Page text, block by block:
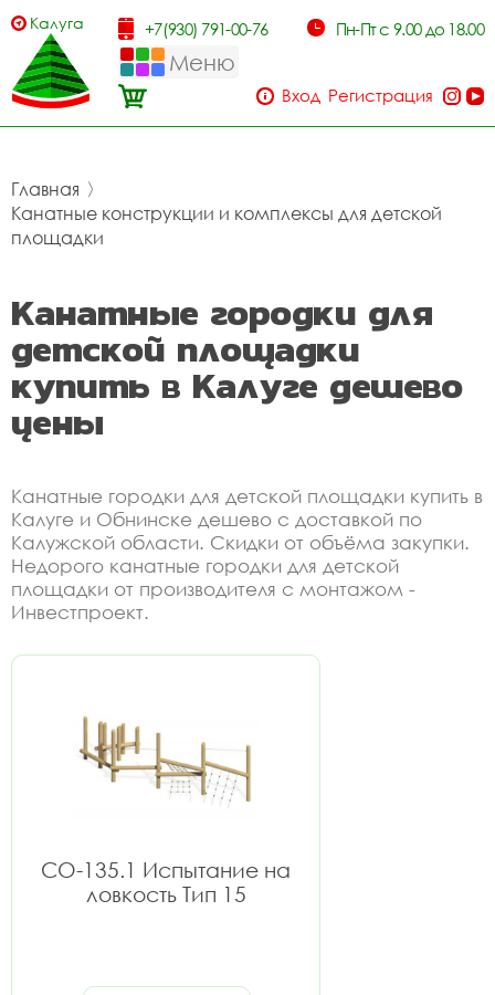
Калуга +7(930) 791-00-76 Пн-Пт с 9.00 до 18.00
Меню
Вход Регистрация
Главная 〉
Канатные конструкции и комплексы для детской
площадки
Канатные городки для
детской площадки
купить в Калуге дешево
цены
Канатные городки для детской площадки купить в
Калуге и Обнинске дешево с доставкой по
Калужской области. Скидки от объёма закупки.
Недорого канатные городки для детской
площадки от производителя с монтажом -
Инвестпроект.
СО-135.1 Испытание на
ловкость Тип 15